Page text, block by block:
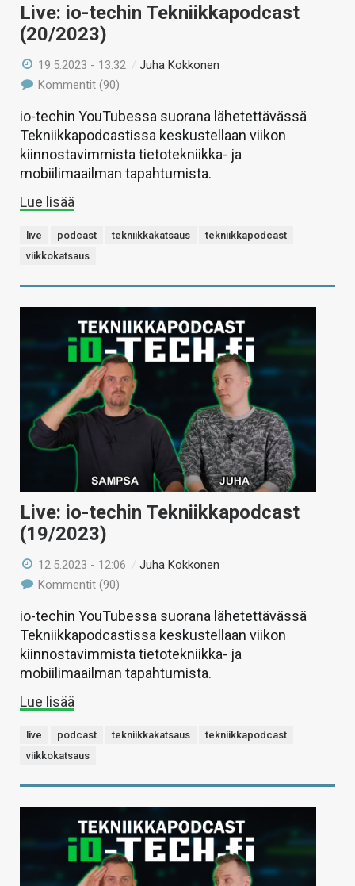
Live: io-techin Tekniikkapodcast
(20/2023)
19.5.2023 - 13:32 /Juha Kokkonen
Kommentit (90)
io-techin YouTubessa suorana lähetettävässä
Tekniikkapodcastissa keskustellaan viikon
kiinnostavimmista tietotekniikka- ja
mobiilimaailman tapahtumista.
Lue lisää
live podcast tekniikkakatsaus
tekniikkapodcast
viikkokatsaus
Live: io-techin Tekniikkapodcast
(19/2023)
12.5.2023 - 12:06 /Juha Kokkonen
Kommentit (90)
io-techin YouTubessa suorana lähetettävässä
Tekniikkapodcastissa keskustellaan viikon
kiinnostavimmista tietotekniikka- ja
mobiilimaailman tapahtumista.
Lue lisää
live podcast tekniikkakatsaus
tekniikkapodcast
viikkokatsaus